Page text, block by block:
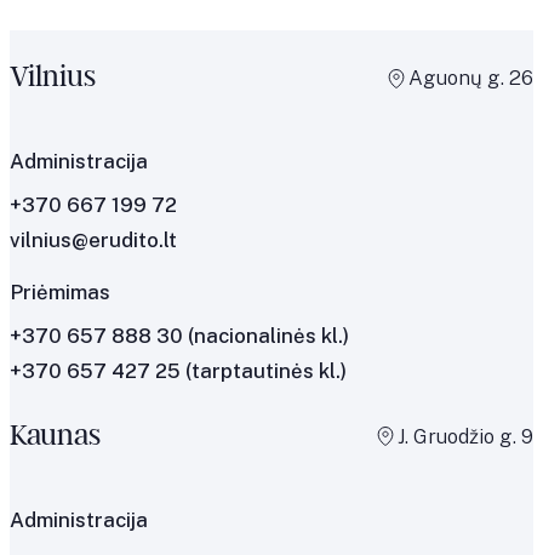
Vilnius Aguonų g. 26
Administracija
+370 667 199 72
vilnius@erudito.lt
Priėmimas
+370 657 888 30 (nacionalinės kl.)
+370 657 427 25 (tarptautinės kl.)
Kaunas J. Gruodžio g. 9
Administracija